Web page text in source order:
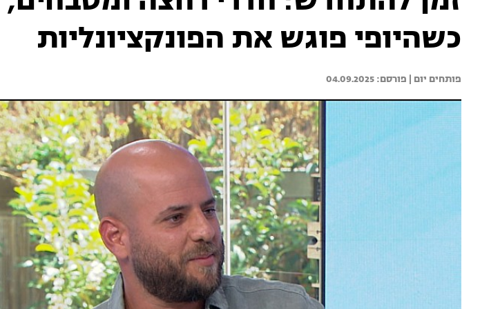
כשהיופי פוגש את הפונקציונליות
פותחים יום | 04.09.2025